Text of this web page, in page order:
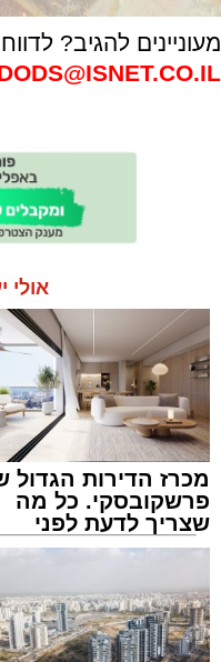
מעוניינים להגיב?
אולי
מכרז הדירות הגדול
פרשקובסקי. כל מה
שצריך לדעת לפני
שמגישים הצעה